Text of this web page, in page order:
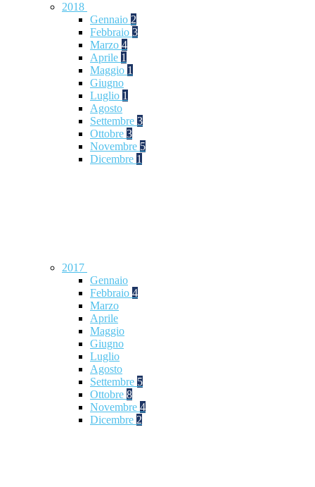
2018
Gennaio 2
Febbraio 3
Marzo 4
Aprile 1
Maggio 1
Giugno
Luglio 1
Agosto
Settembre 3
Ottobre 3
Novembre 5
Dicembre 1
2017
Gennaio
Febbraio 4
Marzo
Aprile
Maggio
Giugno
Luglio
Agosto
Settembre 5
Ottobre 8
Novembre 4
Dicembre 2